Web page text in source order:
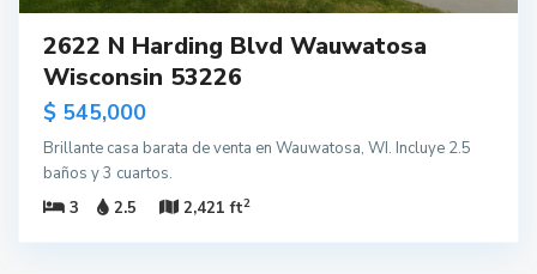
2622 N Harding Blvd Wauwatosa
Wisconsin 53226
$ 545,000
Brillante casa barata de venta en Wauwatosa, WI. Incluye 2.5
baños y 3 cuartos.
3
2.5 2,421 ft2